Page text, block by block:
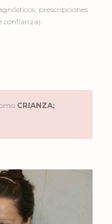
prescripciones
confianza).
CRIANZA;